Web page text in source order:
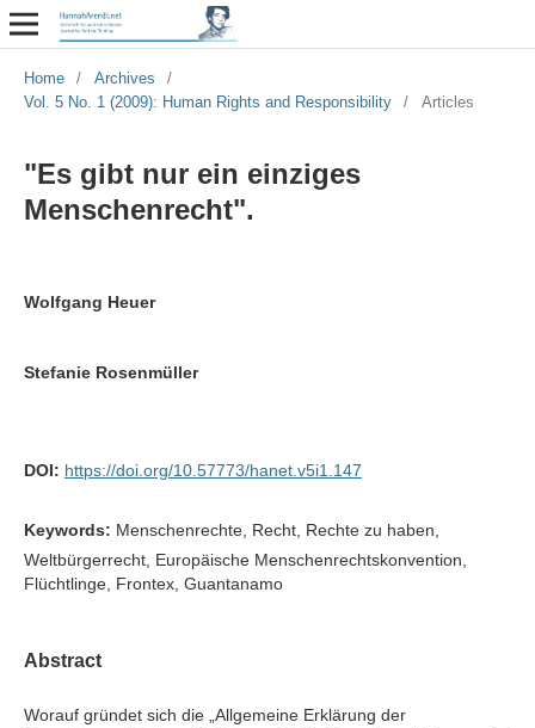
Home / Archives
/
Vol. 5 No. 1 (2009): Human Rights and Responsibility
/ Articles
"Es gibt nur ein einziges
Menschenrecht".
Wolfgang Heuer
Stefanie Rosenmüller
DOI: https://doi.org/10.57773/hanet.v5i1.147
Keywords: Menschenrechte, Recht, Rechte zu haben,
Weltbürgerrecht, Europäische Menschenrechtskonvention,
Flüchtlinge, Frontex, Guantanamo
Abstract
Worauf gründet sich die „Allgemeine Erklärung der